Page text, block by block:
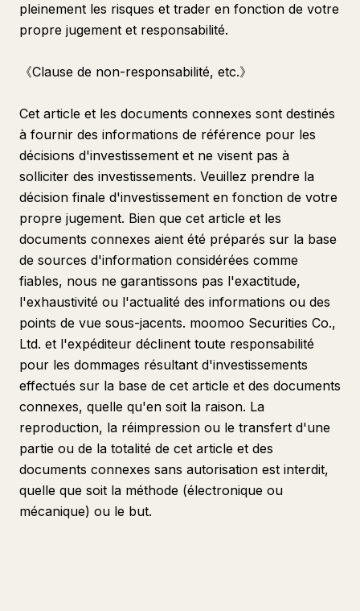
pleinement les risques et trader en fonction de votre
propre jugement et responsabilité.
《Clause de non-responsabilité, etc.》
Cet article et les documents connexes sont destinés
à fournir des informations de référence pour les
décisions d'investissement et ne visent pas à
solliciter des investissements. Veuillez prendre la
décision finale d'investissement en fonction de votre
propre jugement. Bien que cet article et les
documents connexes aient été préparés sur la base
de sources d'information considérées comme
fiables, nous ne garantissons pas l'exactitude,
l'exhaustivité ou l'actualité des informations ou des
points de vue sous-jacents. moomoo Securities Co.,
Ltd. et l'expéditeur déclinent toute responsabilité
pour les dommages résultant d'investissements
effectués sur la base de cet article et des documents
connexes, quelle qu'en soit la raison. La
reproduction, la réimpression ou le transfert d'une
partie ou de la totalité de cet article et des
documents connexes sans autorisation est interdit,
quelle que soit la méthode (électronique ou
mécanique) ou le but.